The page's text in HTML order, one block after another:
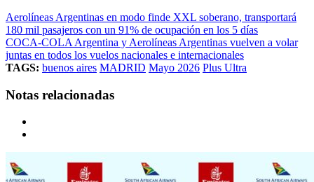
Aerolíneas Argentinas en modo finde XXL soberano, transportará
180 mil pasajeros con un 91% de ocupación en los 5 días
COCA-COLA Argentina y Aerolíneas Argentinas vuelven a volar
juntas en todos los vuelos nacionales e internacionales
TAGS: buenos aires MADRID Mayo 2026 Plus Ultra
Notas relacionadas